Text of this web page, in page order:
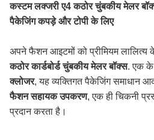
कस्टम लक्जरी ए4 कठोर चुंबकीय मेलर
पैकेजिंग कपड़े और टोपी के लिए
अपने फैशन आइटमों को प्रीमियम लालित्य
कठोर कार्डबोर्ड चुंबकीय मेलर बॉक्स. एक के
क्लोजर, यह व्यक्तिगत पैकेजिंग समाधान
फैशन सहायक उपकरण, एक ही चिकनी
प्रदान करता है।